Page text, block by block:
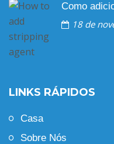
Como
18 de
LINKS RÁPIDOS
Casa
Sobre Nós